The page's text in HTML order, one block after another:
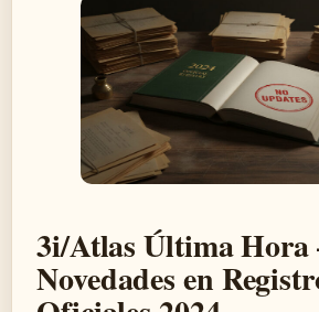
3i/Atlas Última Hora
Novedades en